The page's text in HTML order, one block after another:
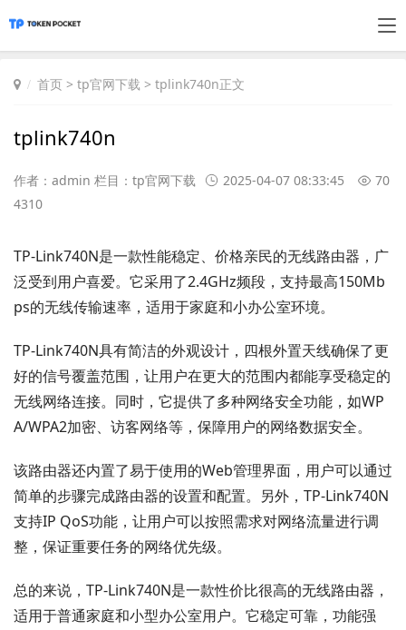
首页 > tp官网下载 > tplink740n正文
tplink740n
作者：admin 栏目： tp官网下载 2025-04-07 08:33:45
70
4310
TP-Link740N是一款性能稳定、价格亲民的无线路由器，广
泛受到用户喜爱。它采用了2.4GHz频段，支持最高150Mb
ps的无线传输速率，适用于家庭和小办公室环境。
TP-Link740N具有简洁的外观设计，四根外置天线确保了更
好的信号覆盖范围，让用户在更大的范围内都能享受稳定的
无线网络连接。同时，它提供了多种网络安全功能，如WP
A/WPA2加密、访客网络等，保障用户的网络数据安全。
该路由器还内置了易于使用的Web管理界面，用户可以通过
简单的步骤完成路由器的设置和配置。另外，TP-Link740N
支持IP QoS功能，让用户可以按照需求对网络流量进行调
整，保证重要任务的网络优先级。
总的来说，TP-Link740N是一款性价比很高的无线路由器，
适用于普通家庭和小型办公室用户。它稳定可靠，功能强